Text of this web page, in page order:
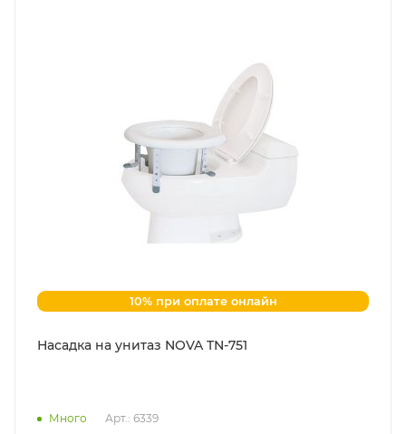
10% при оплате онлайн
Насадка на унитаз NOVA TN-751
Много Арт.: 6339